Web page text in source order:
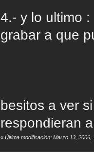
4.- y lo ultimo
grabar a que
besitos a ver
respondieran
«Última modificación: Marzo 13,